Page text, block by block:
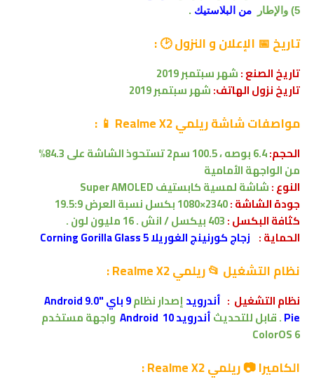
5) والإطار من البلاستيك .
تاريخ 📅 الإعلان و النزول 🕑 :
تاريخ الصنع :شهر سبتمبر 2019
تاريخ نزول الهاتف:شهر سبتمبر 2019
مواصفاتشاشة ريلمي Realme X2 📱
:
الحجم:6.4 بوصه ،100.5 سم2
تستحوذ الشاشة على 84.3%
منالواجهة الأمامية
النوع :شاشة لمسيةكابستيفSuper AMOLED
جودة الشاشة :2340×1080 بكسل
نسبة العرض 19.5:9
كثافة البكسل :403 بيكسل / انش . 16 مليون لون .
الحماية : زجاج كورنينج الغوريلا 5 Corning Gorilla Glass
نظام التشغيل 📂ريلمي Realme X2 :
نظام التشغيل : أندرويدإصدارنظام
9 باي "Android 9.0
Pie
.قابل للتحديثأندرويد 10 Android
واجهة مستخدم
ColorOS 6
الكاميرا 📷 ريلمي Realme X2 :